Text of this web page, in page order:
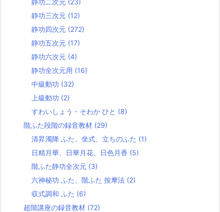
静功二次元 (23)
静功三次元 (12)
静功四次元 (272)
静功五次元 (17)
静功六次元 (4)
静功全次元用 (16)
中級動功 (32)
上級動功 (2)
すわいしょう・そわか ひと (8)
階ふた段階の録音教材 (29)
清昇濁降 ふた、坐式、立ちのふた (1)
日精月華、日華月花、日色月香 (5)
階ふた静功全次元 (3)
六神秘功 ふた、階ふた 按摩法 (2)
収式調和 ふた (6)
超階講座の録音教材 (72)